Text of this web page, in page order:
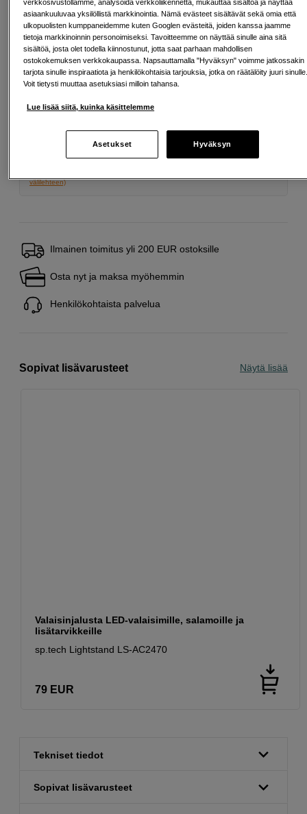
Määrä
Lisää ostoskoriin
Maksa Svea-erämaksulla
19,07 %
Lainaaminen maksaa!
Jos et pysty maksamaan velkaa ajoissa, saatat
liittymien tekemistä ja uusien lainojen saamista. Apua saat kuntasi talous- ja
välilehteen)
Ilmainen toimitus yli 200 EUR ostoksille
Osta nyt ja maksa myöhemmin
Henkilökohtaista palvelua
Sopivat lisävarusteet Näytä lisää
Valaisinjalusta LED-valaisimille, salamoille ja
lisätarvikkeille
sp.tech Lightstand LS-AC2470
79 EUR
Tekniset tiedot
Sopivat lisävarusteet
verkkosivustollamme, analysoida verkkoliikennettä, mukauttaa sisältöä ja näyttää
asiaankuuluvaa yksilöllistä markkinointia. Nämä evästeet sisältävät sekä omia että
ulkopuolisten kumppaneidemme kuten Googlen evästeitä, joiden kanssa jaamme
tietoja markkinoinnin personoimiseksi. Tavoitteemme on näyttää sinulle aina sitä
sisältöä, josta olet todella kiinnostunut, jotta saat parhaan mahdollisen
ostokokemuksen verkkokaupassa. Napsauttamalla "Hyväksyn" voimme jatkossakin
tarjota sinulle inspiraatiota ja henkilökohtaisia tarjouksia, jotka on räätälöity juuri
Voit tietysti muuttaa asetuksiasi milloin tahansa.
Lue lisää siitä, kuinka käsittelemme
Asetukset Hyväksyn